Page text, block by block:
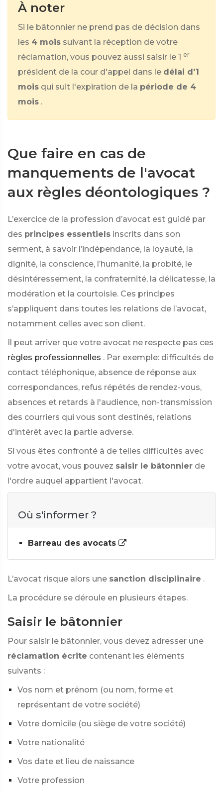
À noter
Si le bâtonnier ne prend pas de décision dans
les 4 mois suivant la réception de votre
réclamation, vous pouvez aussi saisir le 1 er
président de la cour d'appel dans le délai d'1
mois qui suit l'expiration de la période de 4
mois .
Que faire en cas de
manquements de l'avocat
aux règles déontologiques ?
L’exercice de la profession d’avocat est guidé par
des principes essentiels inscrits dans son
serment, à savoir l’indépendance, la loyauté, la
dignité, la conscience, l’humanité, la probité, le
désintéressement, la confraternité, la délicatesse, la
modération et la courtoisie. Ces principes
s’appliquent dans toutes les relations de l’avocat,
notamment celles avec son client.
Il peut arriver que votre avocat ne respecte pas ces
règles professionnelles . Par exemple: difficultés de
contact téléphonique, absence de réponse aux
correspondances, refus répétés de rendez-vous,
absences et retards à l'audience, non-transmission
des courriers qui vous sont destinés, relations
d'intérêt avec la partie adverse.
Si vous êtes confronté à de telles difficultés avec
votre avocat, vous pouvez saisir le bâtonnier de
l'ordre auquel appartient l'avocat.
Où s'informer ?
Barreau des avocats
L’avocat risque alors une sanction disciplinaire .
La procédure se déroule en plusieurs étapes.
Saisir le bâtonnier
Pour saisir le bâtonnier, vous devez adresser une
réclamation écrite contenant les éléments
suivants :
Vos nom et prénom (ou nom, forme et
représentant de votre société)
Votre domicile (ou siège de votre société)
Votre nationalité
Vos date et lieu de naissance
Votre profession